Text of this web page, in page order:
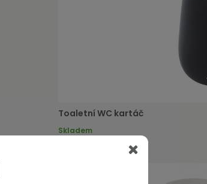
Toaletní WC kartáč
Skladem